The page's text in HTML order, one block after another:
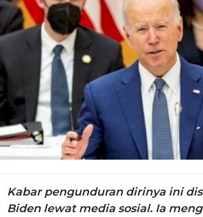
Kabar pengunduran dirinya ini
Biden lewat media sosial. Ia